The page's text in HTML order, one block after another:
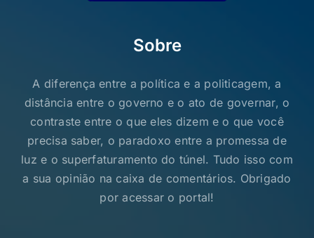
Sobre
A diferença entre a política e a politicagem, a
distância entre o governo e o ato de governar, o
contraste entre o que eles dizem e o que você
precisa saber, o paradoxo entre a promessa de
luz e o superfaturamento do túnel. Tudo isso com
a sua opinião na caixa de comentários. Obrigado
por acessar o portal!